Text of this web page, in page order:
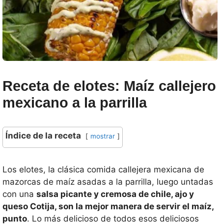
Receta de elotes: Maíz callejero
mexicano a la parrilla
Índice de la receta mostrar
Los elotes, la clásica comida callejera mexicana de
mazorcas de maíz asadas a la parrilla, luego untadas
con una salsa picante y cremosa de chile, ajo y
queso Cotija, son la mejor manera de servir el maíz,
punto. Lo más delicioso de todos esos deliciosos